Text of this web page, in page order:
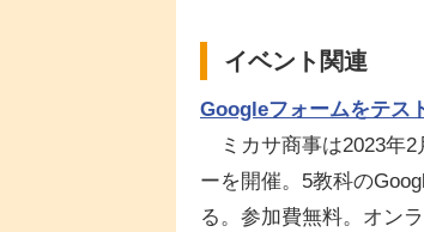
イベント関連
Googleフォームをテス
ミカサ商事は2023年2
ーを開催。5教科の
る。参加費無料。オンラ